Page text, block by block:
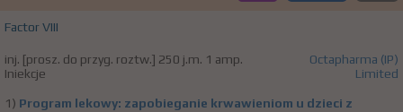
Factor VIII
inj. [prosz. do przyg. roztw.] 250 j.m. 1 amp.
Iniekcje
Octapharma (IP)
Limited
1) Program lekowy: zapobieganie krwawieniom u dzieci z